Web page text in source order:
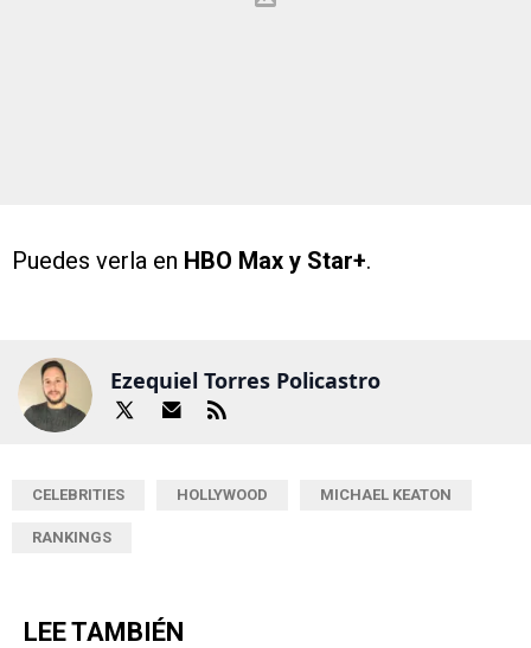
Puedes verla en HBO Max y Star+.
Ezequiel Torres Policastro
CELEBRITIES HOLLYWOOD MICHAEL KEATON
RANKINGS
LEE TAMBIÉN